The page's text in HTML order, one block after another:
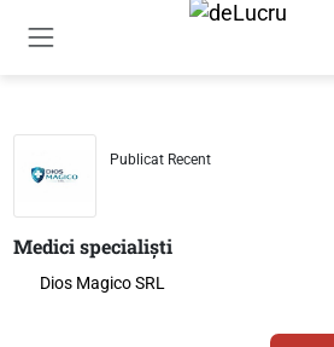
Publicat Recent
Medici specialiști
Dios Magico SRL